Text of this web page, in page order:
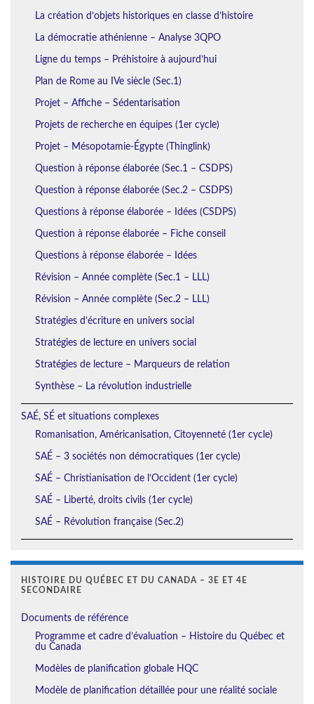
La création d’objets historiques en classe d’histoire
La démocratie athénienne – Analyse 3QPO
Ligne du temps – Préhistoire à aujourd’hui
Plan de Rome au IVe siècle (Sec.1)
Projet – Affiche – Sédentarisation
Projets de recherche en équipes (1er cycle)
Projet – Mésopotamie-Égypte (Thinglink)
Question à réponse élaborée (Sec.1 – CSDPS)
Question à réponse élaborée (Sec.2 – CSDPS)
Questions à réponse élaborée – Idées (CSDPS)
Question à réponse élaborée – Fiche conseil
Questions à réponse élaborée – Idées
Révision – Année complète (Sec.1 – LLL)
Révision – Année complète (Sec.2 – LLL)
Stratégies d’écriture en univers social
Stratégies de lecture en univers social
Stratégies de lecture – Marqueurs de relation
Synthèse – La révolution industrielle
SAÉ, SÉ et situations complexes
Romanisation, Américanisation, Citoyenneté (1er cycle)
SAÉ – 3 sociétés non démocratiques (1er cycle)
SAÉ – Christianisation de l’Occident (1er cycle)
SAÉ – Liberté, droits civils (1er cycle)
SAÉ – Révolution française (Sec.2)
HISTOIRE DU QUÉBEC ET DU CANADA – 3E ET 4E
SECONDAIRE
Documents de référence
Programme et cadre d’évaluation – Histoire du Québec et
du Canada
Modèles de planification globale HQC
Modèle de planification détaillée pour une réalité sociale